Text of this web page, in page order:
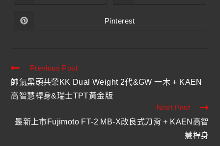
Pinterest
Previous Post
帥氣黑頭共榮KK Dual Weight 2代&GW 一木 + KAEN
高智慧桿身&瑞士TPT黃金版
Next Post
最新上市Fujimoto FT-2 MB-X改良式刀背 + KAEN高智
慧桿身